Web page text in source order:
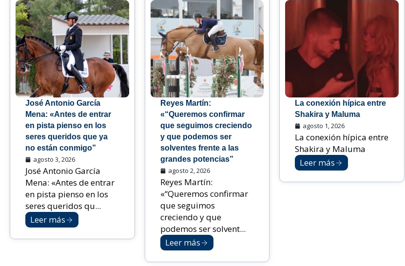
José Antonio García
Mena: «Antes de entrar
en pista pienso en los
seres queridos que ya
no están conmigo”
agosto 3, 2026
José Antonio García
Mena: «Antes de entrar
en pista pienso en los
seres queridos qu...
Leer más
Reyes Martín:
«“Queremos confirmar
que seguimos creciendo
y que podemos ser
solventes frente a las
grandes potencias”
agosto 2, 2026
Reyes Martín:
«“Queremos confirmar
que seguimos
creciendo y que
podemos ser solvent...
Leer más
La conexión hípica entre
Shakira y Maluma
agosto 1, 2026
La conexión hípica entre
Shakira y Maluma
Leer más